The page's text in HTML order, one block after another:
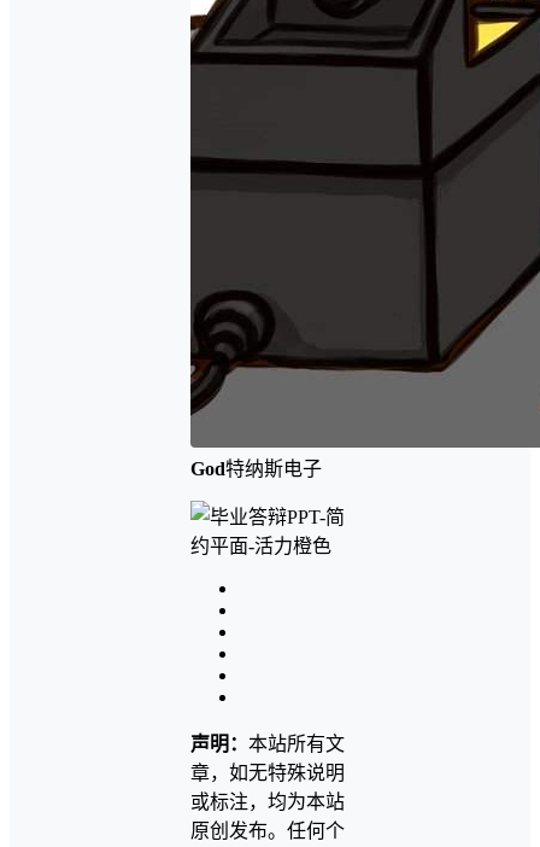
God特纳斯电子
声明： 本站所有文
章，如无特殊说明
或标注，均为本站
原创发布。任何个